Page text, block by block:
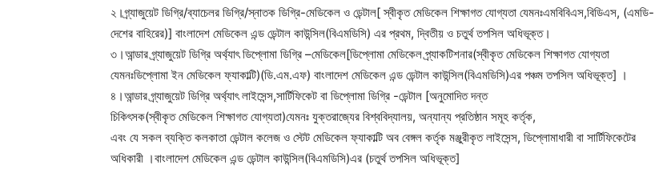
২।গ্র্যাজুয়েট ডিগ্রি/ব্যাচেলর ডিগ্রি/স্নাতক ডিগ্রি-মেডিকেল ও ডেন্টাল[ স্বীকৃত মেডিকেল শিক্ষাগত যোগ্যতা যেমনঃএমবিবিএস,বিডিএস, (এমডি-
দেশের বাহিরের)] বাংলাদেশ মেডিকেল এন্ড ডেন্টাল কাউন্সিল(বিএমডিসি) এর প্রথম, দ্বিতীয় ও চতুর্থ তপসিল অধিভূক্ত।
৩।আন্ডার গ্র্যাজুয়েট ডিগ্রি অর্থ্যাৎ ডিপ্লোমা ডিগ্রি –মেডিকেল[ডিপ্লোমা মেডিকেল প্র্যাকটিশনার(স্বীকৃত মেডিকেল শিক্ষাগত যোগ্যতা
যেমনঃডিপ্লোমা ইন মেডিকেল ফ্যাকাল্টি)(ডি.এম.এফ) বাংলাদেশ মেডিকেল এন্ড ডেন্টাল কাউন্সিল(বিএমডিসি)এর পঞ্চম তপসিল অধিভূক্ত] ।
৪।আন্ডার গ্র্যাজুয়েট ডিগ্রি অর্থ্যাৎ লাইসেন্স,সার্টিফিকেট বা ডিপ্লোমা ডিগ্রি -ডেন্টাল [অনুমোদিত দন্ত
চিকিৎসক(স্বীকৃত মেডিকেল শিক্ষাগত যোগ্যতা)যেমনঃ যুক্তরাজ্যের বিশ্ববিদ্যালয়, অন্যান্য প্রতিষ্ঠান সমূহ কর্তৃক,
এবং যে সকল ব্যক্তি কলকাতা ডেন্টাল কলেজ ও স্টেট মেডিকেল ফ্যাকাল্টি অব বেঙ্গল কর্তৃক মঞ্জুরীকৃত লাইসেন্স, ডিপ্লোমাধারী বা সার্টিফিকেটের
অধিকারী ।বাংলাদেশ মেডিকেল এন্ড ডেন্টাল কাউন্সিল(বিএমডিসি)এর (চতুর্থ তপসিল অধিভূক্ত]